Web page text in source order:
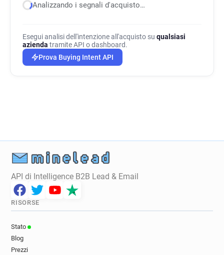
Analizzando i segnali d'acquisto…
Esegui analisi dell'intenzione all'acquisto su qualsiasi
azienda tramite API o dashboard.
Prova Buying Intent API
API di Intelligence B2B Lead & Email
RISORSE
Stato
Blog
Prezzi